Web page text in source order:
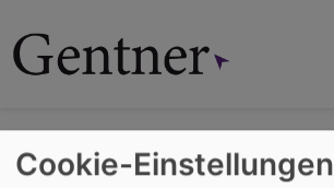
Inhalt
Cookie-Einstellungen